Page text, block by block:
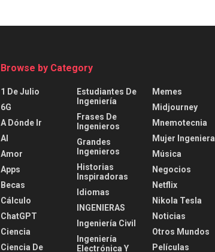
Browse by Category
1 De Julio
6G
A Dónde Ir
AI
Amor
Apps
Becas
Cálculo
ChatGPT
Ciencia
Ciencia De
Estudiantes De
Ingeniería
Frases De
Ingenieros
Grandes
Ingenieros
Historias
Inspiradoras
Idiomas
INGENIERAS
Ingeniería Civil
Ingeniería
Electrónica Y
Memes
Midjourney
Mnemotecnia
Mujer Ingeniera
Música
Negocios
Netflix
Nikola Tesla
Noticias
Otros Mundos
Películas